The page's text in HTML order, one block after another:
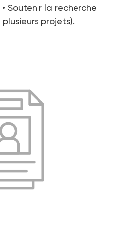
Soutenir la recherche
projets).